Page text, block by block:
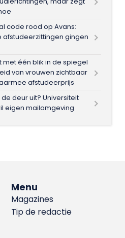
code rood op Avans:
afstudeerzittingen gingen
met één blik in de spiegel
van vrouwen zichtbaar
afstudeerprijs
deur uit? Universiteit
eigen mailomgeving
Menu
Magazines
Tip de redactie